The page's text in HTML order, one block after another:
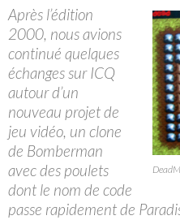
Après l’édition
2000, nous avions
continué quelques
échanges sur ICQ
autour d’un
nouveau projet de
jeu vidéo, un clone
de Bomberman
avec des poulets
dont le nom de code
passe rapidement de